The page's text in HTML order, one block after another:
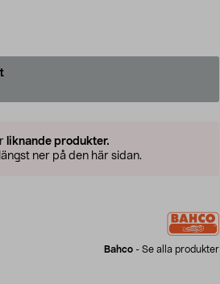
liknande produkter.
ner på den här sidan.
Bahco - Se alla produkter